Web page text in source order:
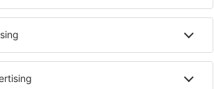
Echten – beste Hotels